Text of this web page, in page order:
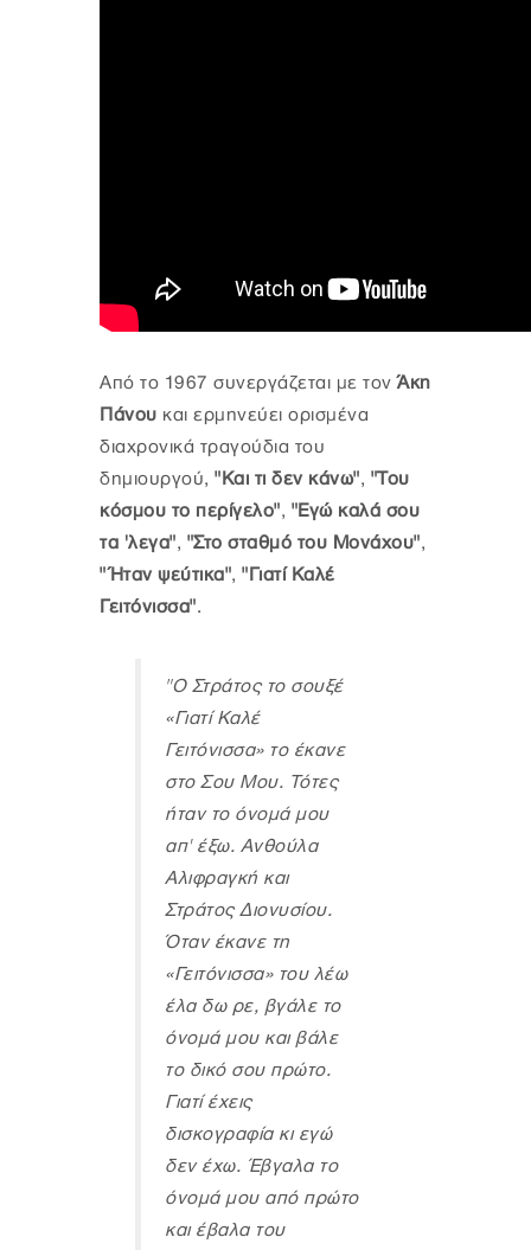
Από το 1967 συνεργάζεται με τονΆκη
Πάνου και ερμηνεύει ορισμένα
διαχρονικά τραγούδια του
δημιουργού, "Και τι δεν κάνω", "Του
κόσμου το περίγελο", "Εγώ καλά σου
τα 'λεγα", "Στο σταθμό του Μονάχου",
"Ήταν ψεύτικα", "Γιατί Καλέ
Γειτόνισσα".
"Ο Στράτος το σουξέ
«Γιατί Καλέ
Γειτόνισσα» το έκανε
στο Σου Μου. Τότες
ήταν το όνομά μου
απ' έξω. Ανθούλα
Αλιφραγκή και
Στράτος Διονυσίου.
Όταν έκανε τη
«Γειτόνισσα» του λέω
έλα δω ρε, βγάλε το
όνομά μου και βάλε
το δικό σου πρώτο.
Γιατί έχεις
δισκογραφία κι εγώ
δεν έχω. Έβγαλα το
όνομά μου από πρώτο
και έβαλα του